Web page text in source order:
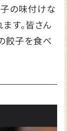
の味付けな
す。皆さん
餃子を食べ